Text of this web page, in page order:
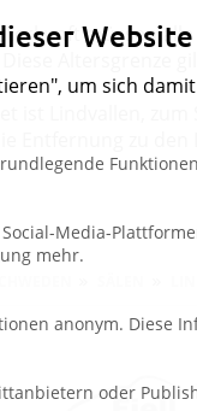
müssen
Diese Altersgrenze
Entfernung zu den
um sich
Media-
mehr.
anonym. Diese
oder